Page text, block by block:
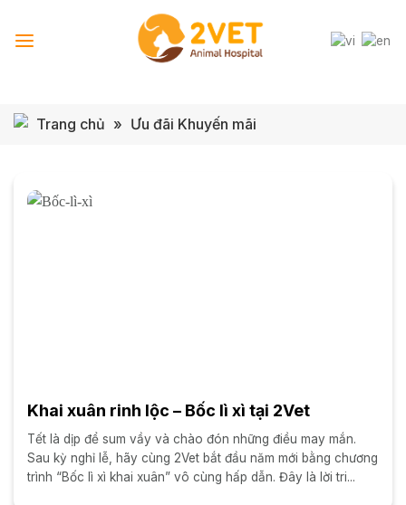
Trang chủ » Ưu đãi Khuyến mãi
Khai xuân rinh lộc – Bốc lì xì tại 2Vet
Tết là dịp để sum vầy và chào đón những điều may mắn.
Sau kỳ nghỉ lễ, hãy cùng 2Vet bắt đầu năm mới bằng chương
trình “Bốc lì xì khai xuân” vô cùng hấp dẫn. Đây là lời tri...